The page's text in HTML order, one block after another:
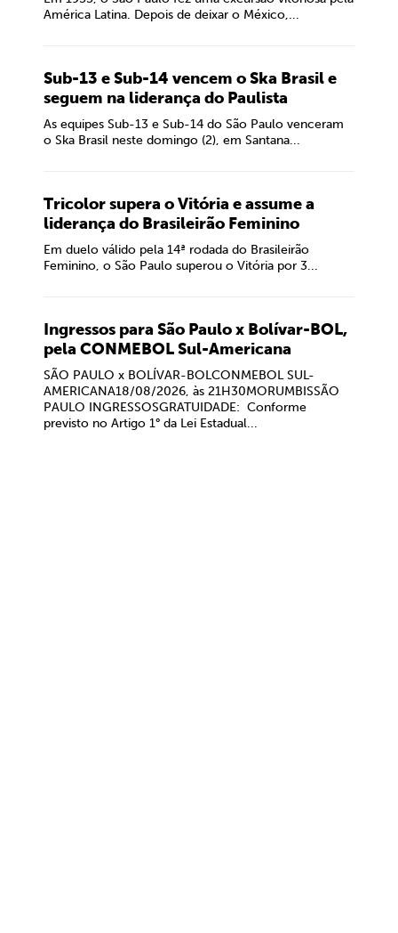
América Latina. Depois de deixar o México,...
Sub-13 e Sub-14 vencem o Ska Brasil e
seguem na liderança do Paulista
As equipes Sub-13 e Sub-14 do São Paulo venceram
o Ska Brasil neste domingo (2), em Santana...
Tricolor supera o Vitória e assume a
liderança do Brasileirão Feminino
Em duelo válido pela 14ª rodada do Brasileirão
Feminino, o São Paulo superou o Vitória por 3...
Ingressos para São Paulo x Bolívar-BOL,
pela CONMEBOL Sul-Americana
SÃO PAULO x BOLÍVAR-BOLCONMEBOL SUL-
AMERICANA18/08/2026, às 21H30MORUMBISSÃO
PAULO INGRESSOSGRATUIDADE: Conforme
previsto no Artigo 1° da Lei Estadual...